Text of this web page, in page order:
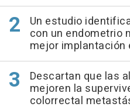
Un estudio
con un endometrio
mejor implantación
Descartan que las
mejoren la
colorrectal